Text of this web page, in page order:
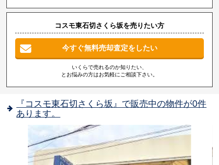
コスモ東石切さくら坂を売りたい方
今すぐ無料売却査定をしたい
いくらで売れるのか知りたい、
とお悩みの方はお気軽にご相談下さい。
『コスモ東石切さくら坂』で販売中の物件が0件
あります。